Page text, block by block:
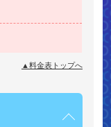
▲料金表トップへ